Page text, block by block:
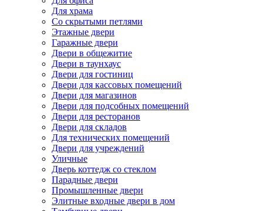
Для храма
Со скрытыми петлями
Этажные двери
Гаражные двери
Двери в общежитие
Двери в таунхаус
Двери для гостиниц
Двери для кассовых помещений
Двери для магазинов
Двери для подсобных помещений
Двери для ресторанов
Двери для складов
Для технических помещений
Двери для учреждений
Уличные
Дверь коттедж со стеклом
Парадные двери
Промышленные двери
Элитные входные двери в дом